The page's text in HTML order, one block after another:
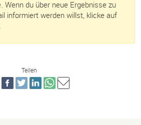
Wenn du über neue Ergebnisse zu
informiert werden willst, klicke auf
Teilen